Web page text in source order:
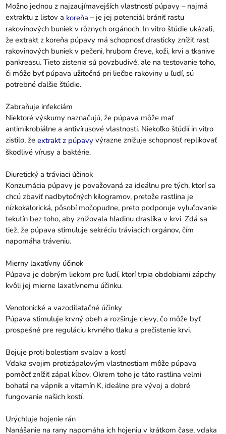
Možno jednou z najzaujímavejších vlastností púpavy – najmä
extraktu z listov a koreňa – je jej potenciál brániť rastu
rakovinových buniek v rôznych orgánoch. In vitro štúdie ukázali,
že extrakt z koreňa púpavy má schopnosť drasticky znížiť rast
rakovinových buniek v pečeni, hrubom čreve, koži, krvi a tkanive
pankreasu. Tieto zistenia sú povzbudivé, ale na testovanie toho,
či môže byť púpava užitočná pri liečbe rakoviny u ľudí, sú
potrebné ďalšie štúdie.
Zabraňuje infekciám
Niektoré výskumy naznačujú, že púpava môže mať
antimikrobiálne a antivírusové vlastnosti. Niekoľko štúdií in vitro
zistilo, žeextrakt z púpavy výrazne znižuje schopnosť replikovať
škodlivé vírusy a baktérie.
Diuretický a tráviaci účinok
Konzumácia púpavy je považovaná za ideálnu pre tých, ktorí sa
chcú zbaviť nadbytočných kilogramov, pretože rastlina je
nízkokalorická, pôsobí močopudne, preto podporuje vylučovanie
tekutín bez toho, aby znižovala hladinu draslíka v krvi. Zdá sa
tiež, že púpava stimuluje sekréciu tráviacich orgánov, čím
napomáha tráveniu.
Mierny laxatívny účinok
Púpava je dobrým liekom pre ľudí, ktorí trpia obdobiami zápchy
kvôli jej mierne laxatívnemu účinku.
Venotonické a vazodilatačné účinky
Púpava stimuluje krvný obeh a rozširuje cievy, čo môže byť
prospešné pre reguláciu krvného tlaku a prečistenie krvi.
Bojuje proti bolestiam svalov a kostí
Vďaka svojim protizápalovým vlastnostiam môže púpava
pomôcť znížiť zápal kĺbov. Okrem toho je táto rastlina veľmi
bohatá na vápnik a vitamín K, ideálne pre vývoj a dobré
fungovanie našich kostí.
Urýchľuje hojenie rán
Nanášanie na rany napomáha ich hojeniu v krátkom čase, vďaka